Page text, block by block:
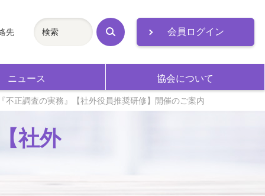
会員ログイン
ニュース 協会について
先
検
索
不正調査の実務』【社外役員推奨研修】開催のご案内
社外